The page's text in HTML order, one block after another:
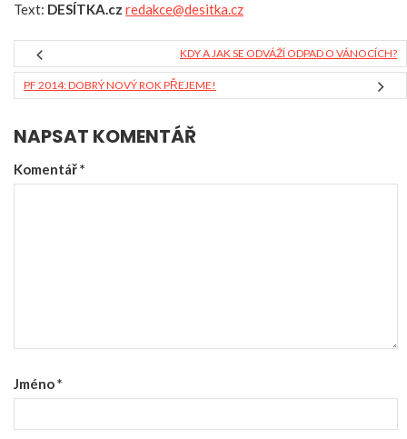
Text: DESÍTKA.cz redakce@desitka.cz
KDY A JAK SE ODVÁŽÍ ODPAD O VÁNOCÍCH?
PF 2014: DOBRÝ NOVÝ ROK PŘEJEME!
NAPSAT KOMENTÁŘ
Komentář*
Jméno*